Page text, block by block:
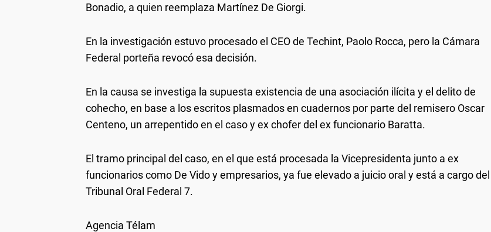
Bonadio, a quien reemplaza Martínez De Giorgi.
En la investigación estuvo procesado el CEO de Techint, Paolo Rocca, pero la Cámara
Federal porteña revocó esa decisión.
En la causa se investiga la supuesta existencia de una asociación ilícita y el delito de
cohecho, en base a los escritos plasmados en cuadernos por parte del remisero Oscar
Centeno, un arrepentido en el caso y ex chofer del ex funcionario Baratta.
El tramo principal del caso, en el que está procesada la Vicepresidenta junto a ex
funcionarios como De Vido y empresarios, ya fue elevado a juicio oral y está a cargo del
Tribunal Oral Federal 7.
Agencia Télam